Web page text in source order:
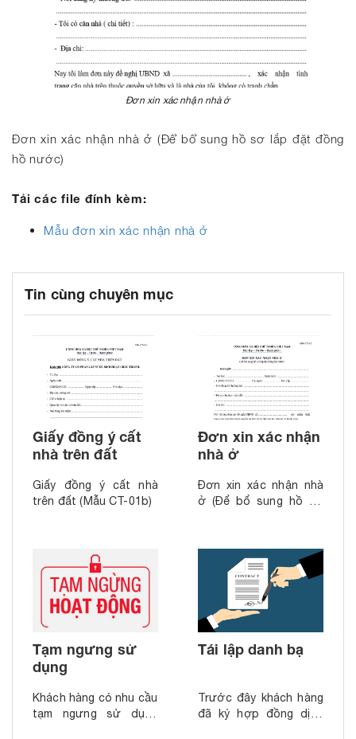
Đơn xin xác nhận nhà ở
Đơn xin xác nhận nhà ở (Để bổ sung hồ sơ lắp đặt đồng
hồ nước)
Tải các file đính kèm:
Mẫu đơn xin xác nhận nhà ở
Tin cùng chuyên mục
Giấy đồng ý cất
nhà trên đất
Giấy đồng ý cất nhà
trên đất (Mẫu CT-01b)
Đơn xin xác nhận
nhà ở
Đơn xin xác nhận nhà
ở (Để bổ sung hồ sơ
Tạm ngưng sử
dụng
Khách hàng có nhu cầu
tạm ngưng sử dụng
Tái lập danh bạ
Trước đây khách hàng
đã ký hợp đồng dịch